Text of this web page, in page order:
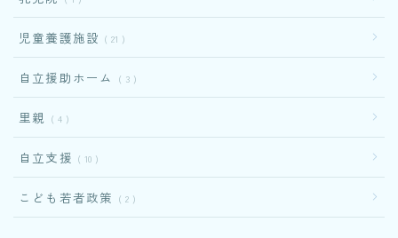
児童養護施設 21
自立援助ホーム 3
里親 4
自立支援 10
こども若者政策 2